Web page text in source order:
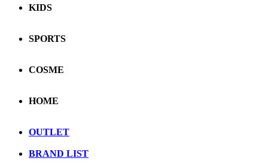
KIDS
SPORTS
COSME
HOME
OUTLET
BRAND LIST